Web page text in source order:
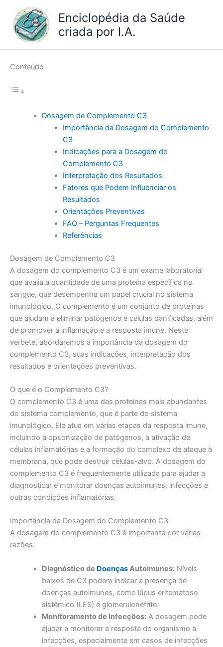
conteúdo
Enciclopédia da Saúde
criada por I.A.
Conteúdo
Dosagem de Complemento C3
Importância da Dosagem do Complemento
C3
Indicações para a Dosagem do
Complemento C3
Interpretação dos Resultados
Fatores que Podem Influenciar os
Resultados
Orientações Preventivas
FAQ – Perguntas Frequentes
Referências
Dosagem de Complemento C3
A dosagem do complemento C3 é um exame laboratorial
que avalia a quantidade de uma proteína específica no
sangue, que desempenha um papel crucial no sistema
imunológico. O complemento é um conjunto de proteínas
que ajudam a eliminar patógenos e células danificadas, além
de promover a inflamação e a resposta imune. Neste
verbete, abordaremos a importância da dosagem do
complemento C3, suas indicações, interpretação dos
resultados e orientações preventivas.
O que é o Complemento C3?
O complemento C3 é uma das proteínas mais abundantes
do sistema complemento, que é parte do sistema
imunológico. Ele atua em várias etapas da resposta imune,
incluindo a opsonização de patógenos, a ativação de
células inflamatórias e a formação do complexo de ataque à
membrana, que pode destruir células-alvo. A dosagem do
complemento C3 é frequentemente utilizada para ajudar a
diagnosticar e monitorar doenças autoimunes, infecções e
outras condições inflamatórias.
Importância da Dosagem do Complemento C3
A dosagem do complemento C3 é importante por várias
razões:
Diagnóstico de DoençasAutoimunes:Níveis
baixos de C3 podem indicar a presença de
doenças autoimunes, como lúpus eritematoso
sistêmico (LES) e glomerulonefrite.
Monitoramento de Infecções:A dosagem pode
ajudar a monitorar a resposta do organismo a
infecções, especialmente em casos de infecções